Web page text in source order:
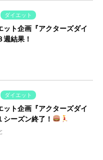
ダイエット
ット企画『アクターズダイ
週結果！
ダイエット
ット企画『アクターズダイ
シーズン終了！